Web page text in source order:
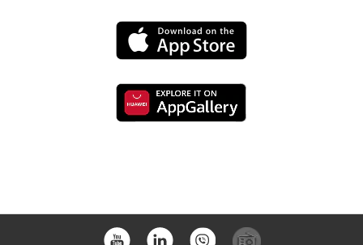
Google
Playa
Preuzmi
App
Preuzmi